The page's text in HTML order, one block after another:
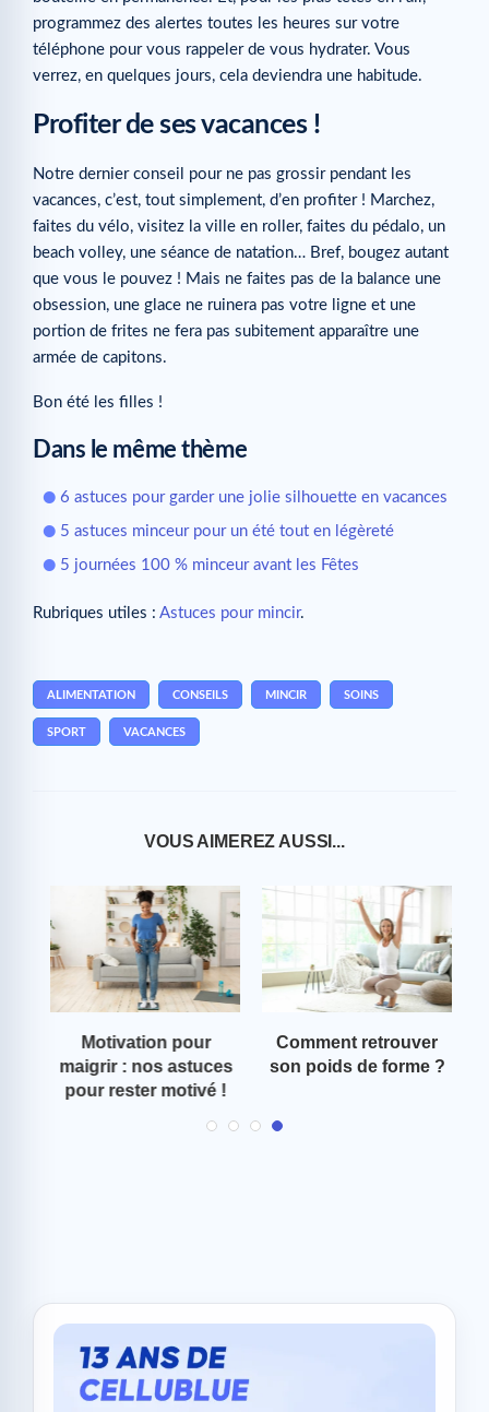
programmez des alertes toutes les heures sur votre
téléphone pour vous rappeler de vous hydrater. Vous
verrez, en quelques jours, cela deviendra une habitude.
Profiter de ses vacances !
Notre dernier conseil pour ne pas grossir pendant les
vacances, c’est, tout simplement, d’en profiter ! Marchez,
faites du vélo, visitez la ville en roller, faites du pédalo, un
beach volley, une séance de natation… Bref, bougez autant
que vous le pouvez ! Mais ne faites pas de la balance une
obsession, une glace ne ruinera pas votre ligne et une
portion de frites ne fera pas subitement apparaître une
armée de capitons.
Bon été les filles !
Dans le même thème
6 astuces pour garder une jolie silhouette en vacances
5 astuces minceur pour un été tout en légèreté
5 journées 100 % minceur avant les Fêtes
Rubriques utiles : Astuces pour mincir.
ALIMENTATION CONSEILS MINCIR SOINS
SPORT VACANCES
VOUS AIMEREZ AUSSI...
Motivation pour
maigrir : nos astuces
pour rester motivé !
Comment retrouver
son poids de forme ?